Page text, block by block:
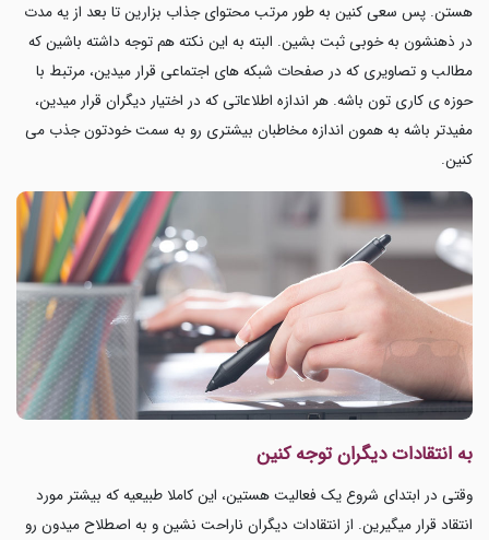
هستن. پس سعی کنین به طور مرتب محتوای جذاب بزارین تا بعد از یه مدت
در ذهنشون به خوبی ثبت بشین. البته به این نکته هم توجه داشته باشین که
مطالب و تصاویری که در صفحات شبکه های اجتماعی قرار میدین، مرتبط با
حوزه ی کاری تون باشه. هر اندازه اطلاعاتی که در اختیار دیگران قرار میدین،
مفیدتر باشه به همون اندازه مخاطبان بیشتری رو به سمت خودتون جذب می
کنین.
به انتقادات دیگران توجه کنین
وقتی در ابتدای شروع یک فعالیت هستین، این کاملا طبیعیه که بیشتر مورد
انتقاد قرار میگیرین. از انتقادات دیگران ناراحت نشین و به اصطلاح میدون رو